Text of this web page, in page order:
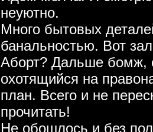
неуютно.
Много бытовых
банальностью. Вот
Аборт? Дальше бомж,
охотящийся на
план. Всего и не
прочитать!
Не обошлось и без